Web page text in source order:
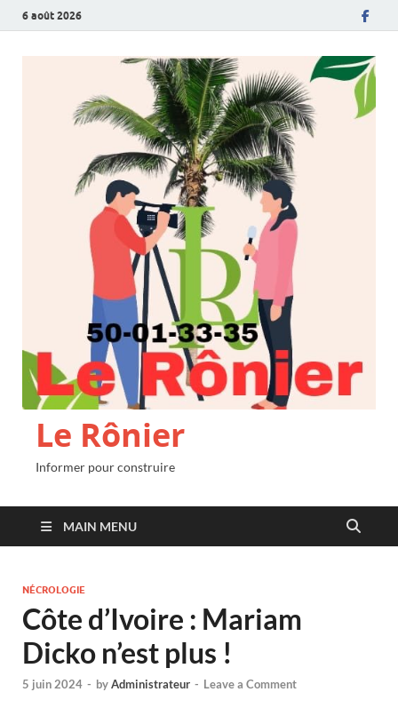
6 août 2026
Le Rônier
Informer pour construire
MAIN MENU
NÉCROLOGIE
Côte d’Ivoire : Mariam
Dicko n’est plus !
5 juin 2024 - byAdministrateur - Leave a Comment